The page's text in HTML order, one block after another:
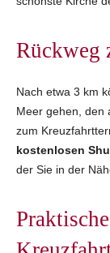
Rückweg
Nach etwa 3 km
Meer gehen, den
zum
kostenlosen
der Sie in der